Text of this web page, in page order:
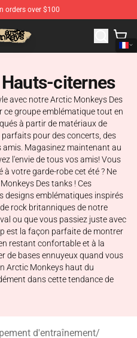
orders over $100
Arctic Monkeys
citernes
avec notre Arctic Monkeys Des
groupe emblématique tout en
à partir de matériaux de
pour des concerts, des
Magasinez maintenant au
l'envie de tous vos amis! Vous
votre garde-robe cet été ? Ne
Des tanks ! Ces
designs emblématiques inspirés
rock britanniques de notre
ou que vous passiez juste avec
est la façon parfaite de montrer
restant confortable et à la
de bases ennuyeux quand vous
Arctic Monkeys haut du
dans cette tendance de
d'entraînement/